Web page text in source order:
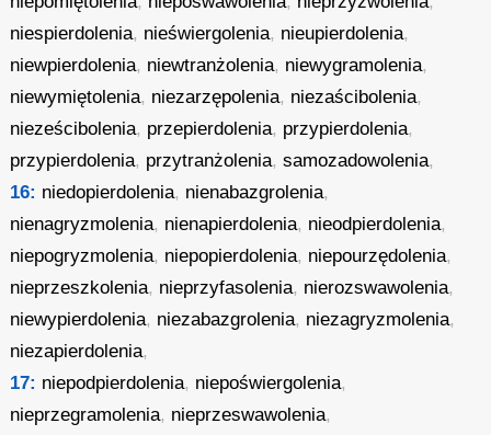
niespierdolenia, nieświergolenia, nieupierdolenia,
niewpierdolenia, niewtranżolenia, niewygramolenia,
niewymiętolenia, niezarzępolenia, niezaścibolenia,
nieześcibolenia, przepierdolenia, przypierdolenia,
przypierdolenia, przytranżolenia,samozadowolenia,
16: niedopierdolenia, nienabazgrolenia,
nienagryzmolenia, nienapierdolenia, nieodpierdolenia,
niepogryzmolenia, niepopierdolenia, niepourzędolenia,
nieprzeszkolenia, nieprzyfasolenia, nierozswawolenia,
niewypierdolenia, niezabazgrolenia, niezagryzmolenia,
niezapierdolenia,
17: niepodpierdolenia, niepoświergolenia,
nieprzegramolenia, nieprzeswawolenia,